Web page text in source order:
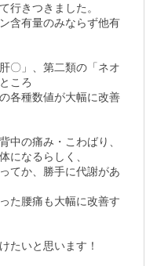
行きつきました。
含有量のみならず他有
〇」、第二類の「ネオ
ころ
各種数値が大幅に改善
中の痛み・こわばり、
になるらしく、
てか、勝手に代謝があ
た腰痛も大幅に改善す
たいと思います！